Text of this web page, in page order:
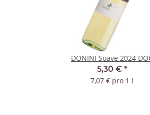
DONINI Soave 2024
5,30 € *
7,07 € pro 1 l